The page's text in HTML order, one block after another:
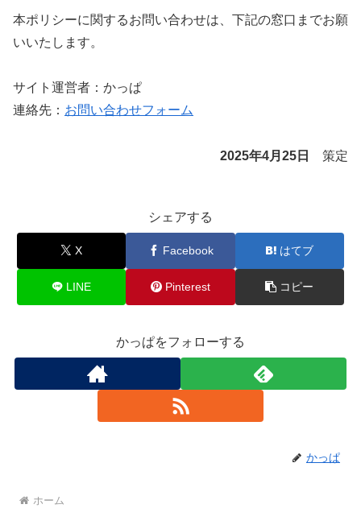
本ポリシーに関するお問い合わせは、下記の窓口までお願
いいたします。
サイト運営者：かっぱ
連絡先： お問い合わせフォーム
2025年4月25日 策定
シェアする
X Facebook はてブ
LINE Pinterest コピー
かっぱをフォローする
かっぱ
ホーム